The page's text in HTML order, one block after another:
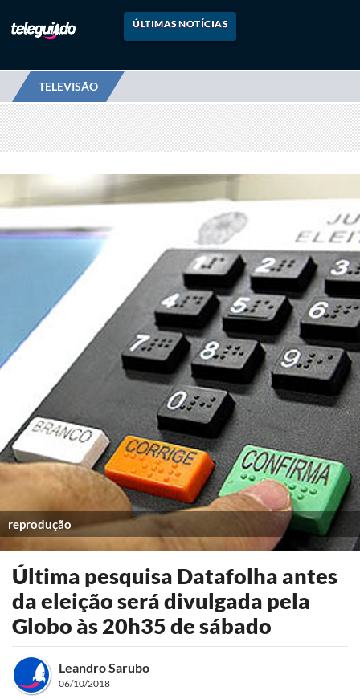
ÚLTIMAS NOTÍCIAS
TELEVISÃO
reprodução
Última pesquisa Datafolha antes
da eleição será divulgada pela
Globo às 20h35 de sábado
Leandro Sarubo
06/10/2018